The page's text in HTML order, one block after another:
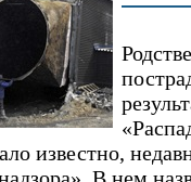
известно,